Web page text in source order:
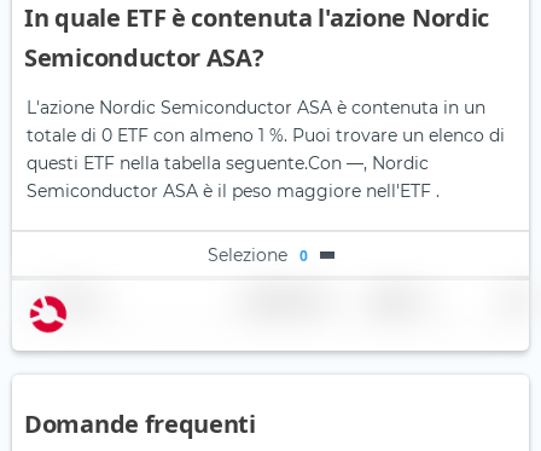
In quale ETF è contenuta l'azione Nordic
Semiconductor ASA?
L'azione Nordic Semiconductor ASA è contenuta in un
totale di 0 ETF con almeno 1 %. Puoi trovare un elenco di
questi ETF nella tabella seguente.Con —, Nordic
Semiconductor ASA è il peso maggiore nell'ETF .
Selezione 0
Nome
Domande frequenti